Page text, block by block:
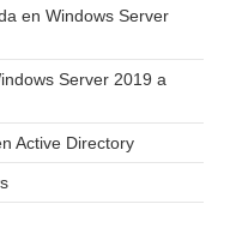
en Windows Server
Server 2019 a
Active Directory